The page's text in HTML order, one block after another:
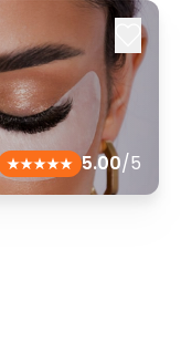
5.00/5